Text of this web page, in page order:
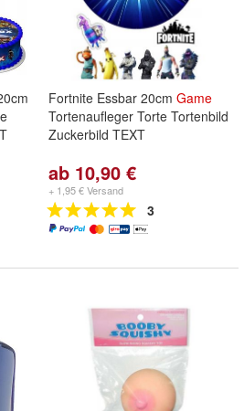
Fortnite Essbar 20cm Game
Tortenaufleger Torte Tortenbild
Zuckerbild TEXT
ab 10,90 €
+ 1,95 € Versand
3